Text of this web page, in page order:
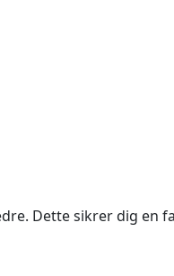
Dette sikrer dig